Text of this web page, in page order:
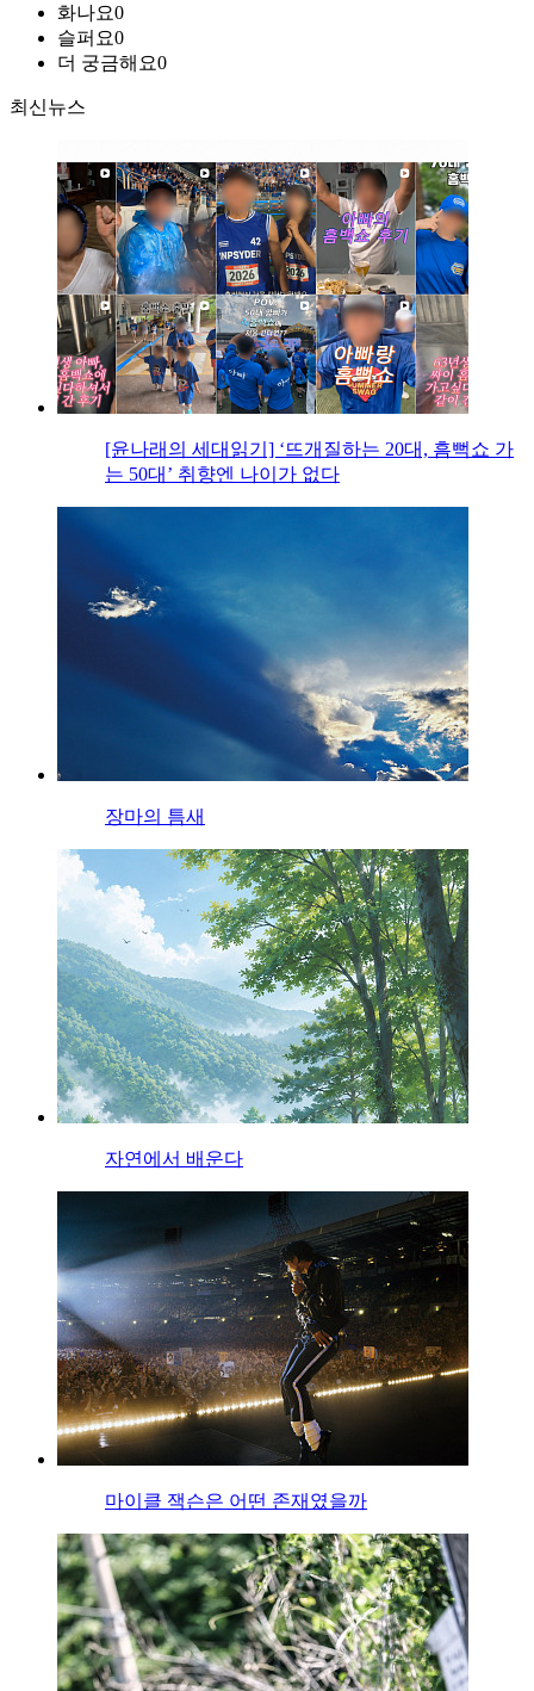
화나요0
슬퍼요0
더 궁금해요0
최신뉴스
[윤나래의 세대읽기] ‘뜨개질하는 20대, 흠뻑쇼 가
는 50대’ 취향엔 나이가 없다
장마의 틈새
자연에서 배운다
마이클 잭슨은 어떤 존재였을까